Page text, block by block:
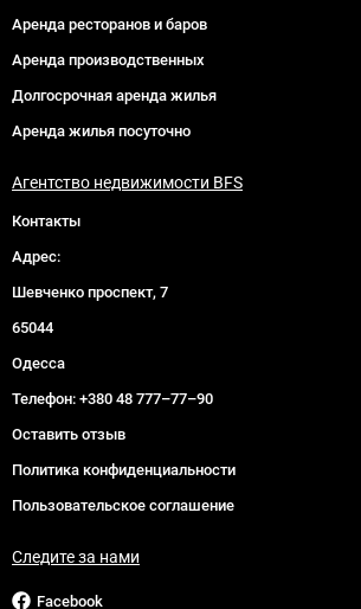
Аренда ресторанов и баров
Аренда производственных
Долгосрочная аренда жилья
Аренда жилья посуточно
Агентство недвижимости BFS
Контакты
Адрес:
Шевченко проспект, 7
65044
Одесса
Телефон: +380 48 777–77–90
Оставить отзыв
Политика конфиденциальности
Пользовательское соглашение
Следите за нами
Facebook